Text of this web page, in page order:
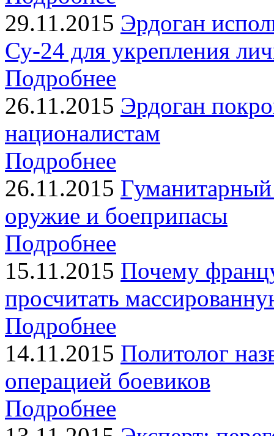
29.11.2015 Эрдоган
Су-24 для укрепления
Подробнее
26.11.2015 Эрдоган
националистам
Подробнее
26.11.2015
оружие и боеприпасы
Подробнее
15.11.2015 Почему
просчитать
Подробнее
14.11.2015 Политолог
операцией боевиков
Подробнее